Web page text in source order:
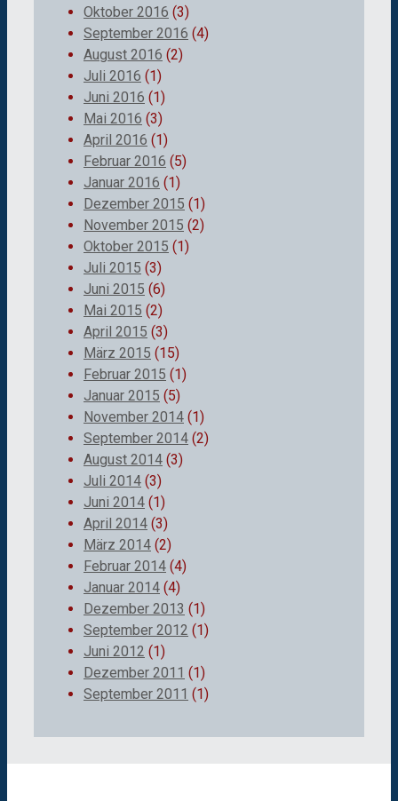
Oktober 2016 (3)
September 2016 (4)
August 2016 (2)
Juli 2016 (1)
Juni 2016 (1)
Mai 2016 (3)
April 2016 (1)
Februar 2016 (5)
Januar 2016 (1)
Dezember 2015 (1)
November 2015 (2)
Oktober 2015 (1)
Juli 2015 (3)
Juni 2015 (6)
Mai 2015 (2)
April 2015 (3)
März 2015 (15)
Februar 2015 (1)
Januar 2015 (5)
November 2014 (1)
September 2014 (2)
August 2014 (3)
Juli 2014 (3)
Juni 2014 (1)
April 2014 (3)
März 2014 (2)
Februar 2014 (4)
Januar 2014 (4)
Dezember 2013 (1)
September 2012 (1)
Juni 2012 (1)
Dezember 2011 (1)
September 2011 (1)